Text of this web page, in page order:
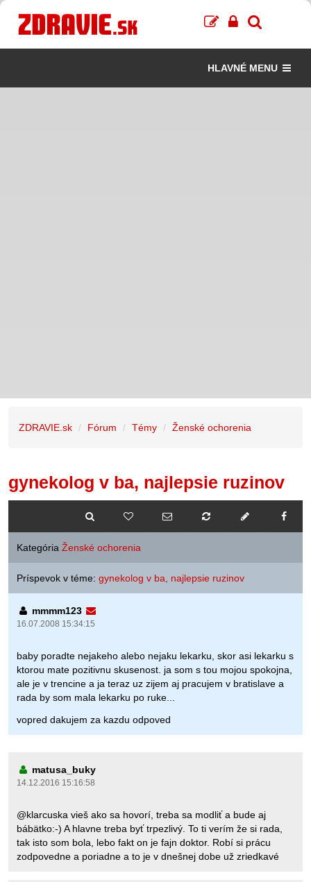
HLAVNÉ MENU
ZDRAVIE.sk Fórum Témy Ženské ochorenia
gynekolog v ba, najlepsie ruzinov
Kategória Ženské ochorenia
Príspevok v téme: gynekolog v ba, najlepsie ruzinov
mmmm123
16.07.2008 15:34:15
baby poradte nejakeho alebo nejaku lekarku, skor asi lekarku s
ktorou mate pozitivnu skusenost. ja som s tou mojou spokojna,
ale je v trencine a ja teraz uz zijem aj pracujem v bratislave a
rada by som mala lekarku po ruke...
vopred dakujem za kazdu odpoved
matusa_buky
14.12.2016 15:16:58
@klarcuska vieš ako sa hovorí, treba sa modliť a bude aj
bábätko:-) A hlavne treba byť trpezlivý. To ti verím že si rada,
tak isto som bola, lebo fakt on je fajn doktor. Robí si prácu
zodpovedne a poriadne a to je v dnešnej dobe už zriedkavé